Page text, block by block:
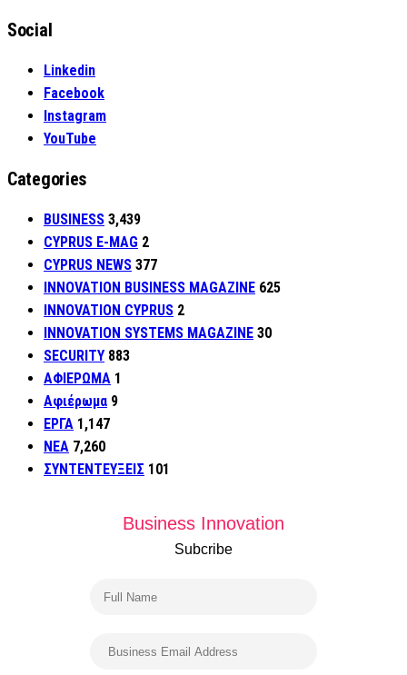
Social
Linkedin
Facebook
Instagram
YouTube
Categories
BUSINESS 3,439
CYPRUS E-MAG 2
CYPRUS NEWS 377
INNOVATION BUSINESS MAGAZINE 625
INNOVATION CYPRUS 2
INNOVATION SYSTEMS MAGAZINE 30
SECURITY 883
ΑΦΙΕΡΩΜΑ 1
Αφιέρωμα 9
ΕΡΓΑ 1,147
ΝΕΑ 7,260
ΣΥΝΤΕΝΤΕΥΞΕΙΣ 101
Business Innovation
Subcribe